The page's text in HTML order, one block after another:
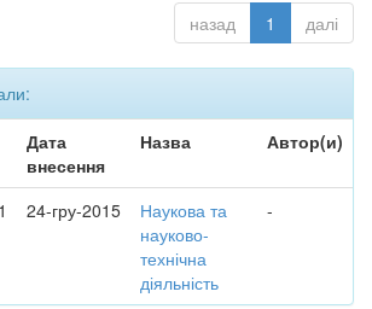
назад 1 далі
Дата
внесення
Назва Автор(и)
24-гру-2015
Наукова та
науково-
технічна
діяльність
-